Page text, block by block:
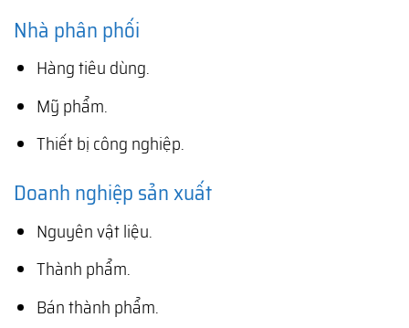
Nhà phân phối
Hàng tiêu dùng.
Mỹ phẩm.
Thiết bị công nghiệp.
Doanh nghiệp sản xuất
Nguyên vật liệu.
Thành phẩm.
Bán thành phẩm.